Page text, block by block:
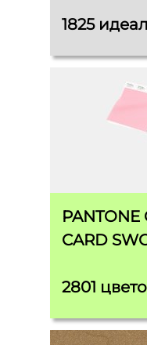
1825
PANTONE
CARD
2801